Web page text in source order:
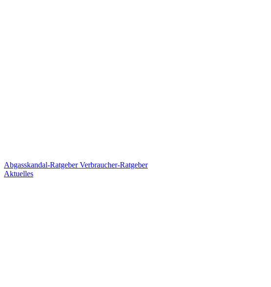
Abgasskandal-RatgeberVerbraucher-Ratgeber
Aktuelles